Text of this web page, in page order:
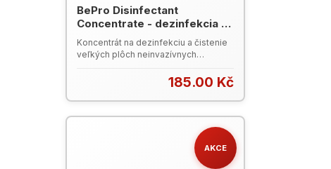
BePro Disinfectant
Concentrate - dezinfekcia a
čistenie veľkých plôch, 1 L -
VÝPREDAJ
Koncentrát na dezinfekciu a čistenie
veľkých plôch neinvazívnych
podlahy, kľučky, dvere a pod.). Účinný
na viac ako 100 patogénnych
mikroorganizmov Začína pôsobiť za
60 sekúnd a plnú účinnosť dosiahne
185.00 Kč
AKCE